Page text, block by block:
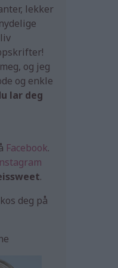
lekker
og jeg
og enkle
lar deg
Facebook.
.
deg på